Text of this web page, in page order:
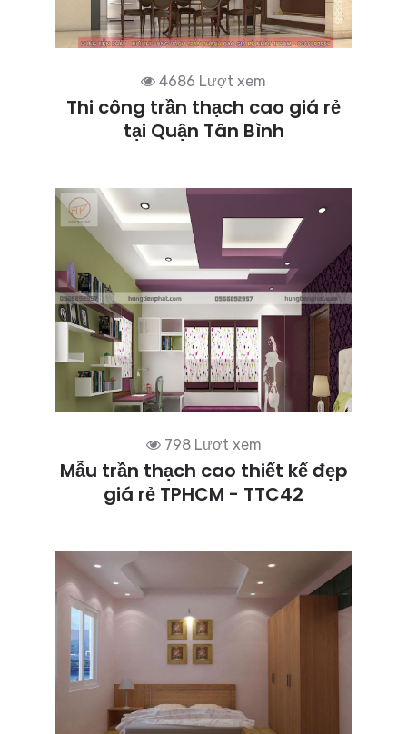
4686 Lượt xem
Thi công trần thạch cao giá rẻ
tại Quận Tân Bình
798 Lượt xem
Mẫu trần thạch cao thiết kế đẹp
giá rẻ TPHCM - TTC42